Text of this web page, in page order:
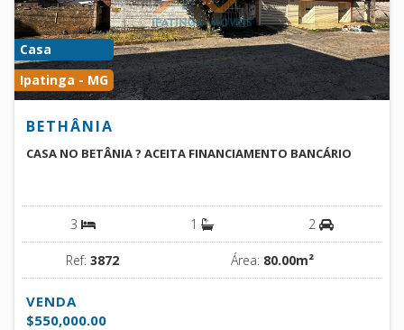
Casa
Ipatinga - MG
BETHÂNIA
CASA NO BETÂNIA ? ACEITA FINANCIAMENTO BANCÁRIO
3 1 2
Ref: 3872 Área: 80.00m²
VENDA
$550,000.00